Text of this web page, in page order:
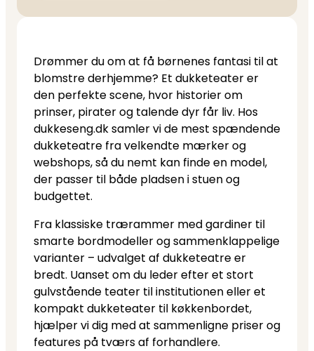
Drømmer du om at få børnenes fantasi til at
blomstre derhjemme? Et dukketeater er
den perfekte scene, hvor historier om
prinser, pirater og talende dyr får liv. Hos
dukkeseng.dk samler vi de mest spændende
dukketeatre fra velkendte mærker og
webshops, så du nemt kan finde en model,
der passer til både pladsen i stuen og
budgettet.
Fra klassiske trærammer med gardiner til
smarte bordmodeller og sammenklappelige
varianter – udvalget af dukketeatre er
bredt. Uanset om du leder efter et stort
gulvstående teater til institutionen eller et
kompakt dukketeater til køkkenbordet,
hjælper vi dig med at sammenligne priser og
features på tværs af forhandlere.